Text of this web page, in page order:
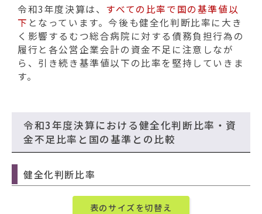
令和3年度決算は、 すべての比率で国の基準値以
下 となっています。今後も健全化判断比率に大き
く影響するむつ総合病院に対する債務負担行為の
履行と各公営企業会計の資金不足に注意しなが
ら、引き続き基準値以下の比率を堅持していきま
す。
令和3年度決算における健全化判断比率・資
金不足比率と国の基準との比較
健全化判断比率
表のサイズを切替え